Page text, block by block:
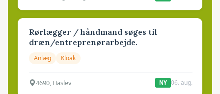
Rørlægger / håndmand søges til
dræn/entreprenørarbejde.
Anlæg Kloak
4690, Haslev NY 06. aug.